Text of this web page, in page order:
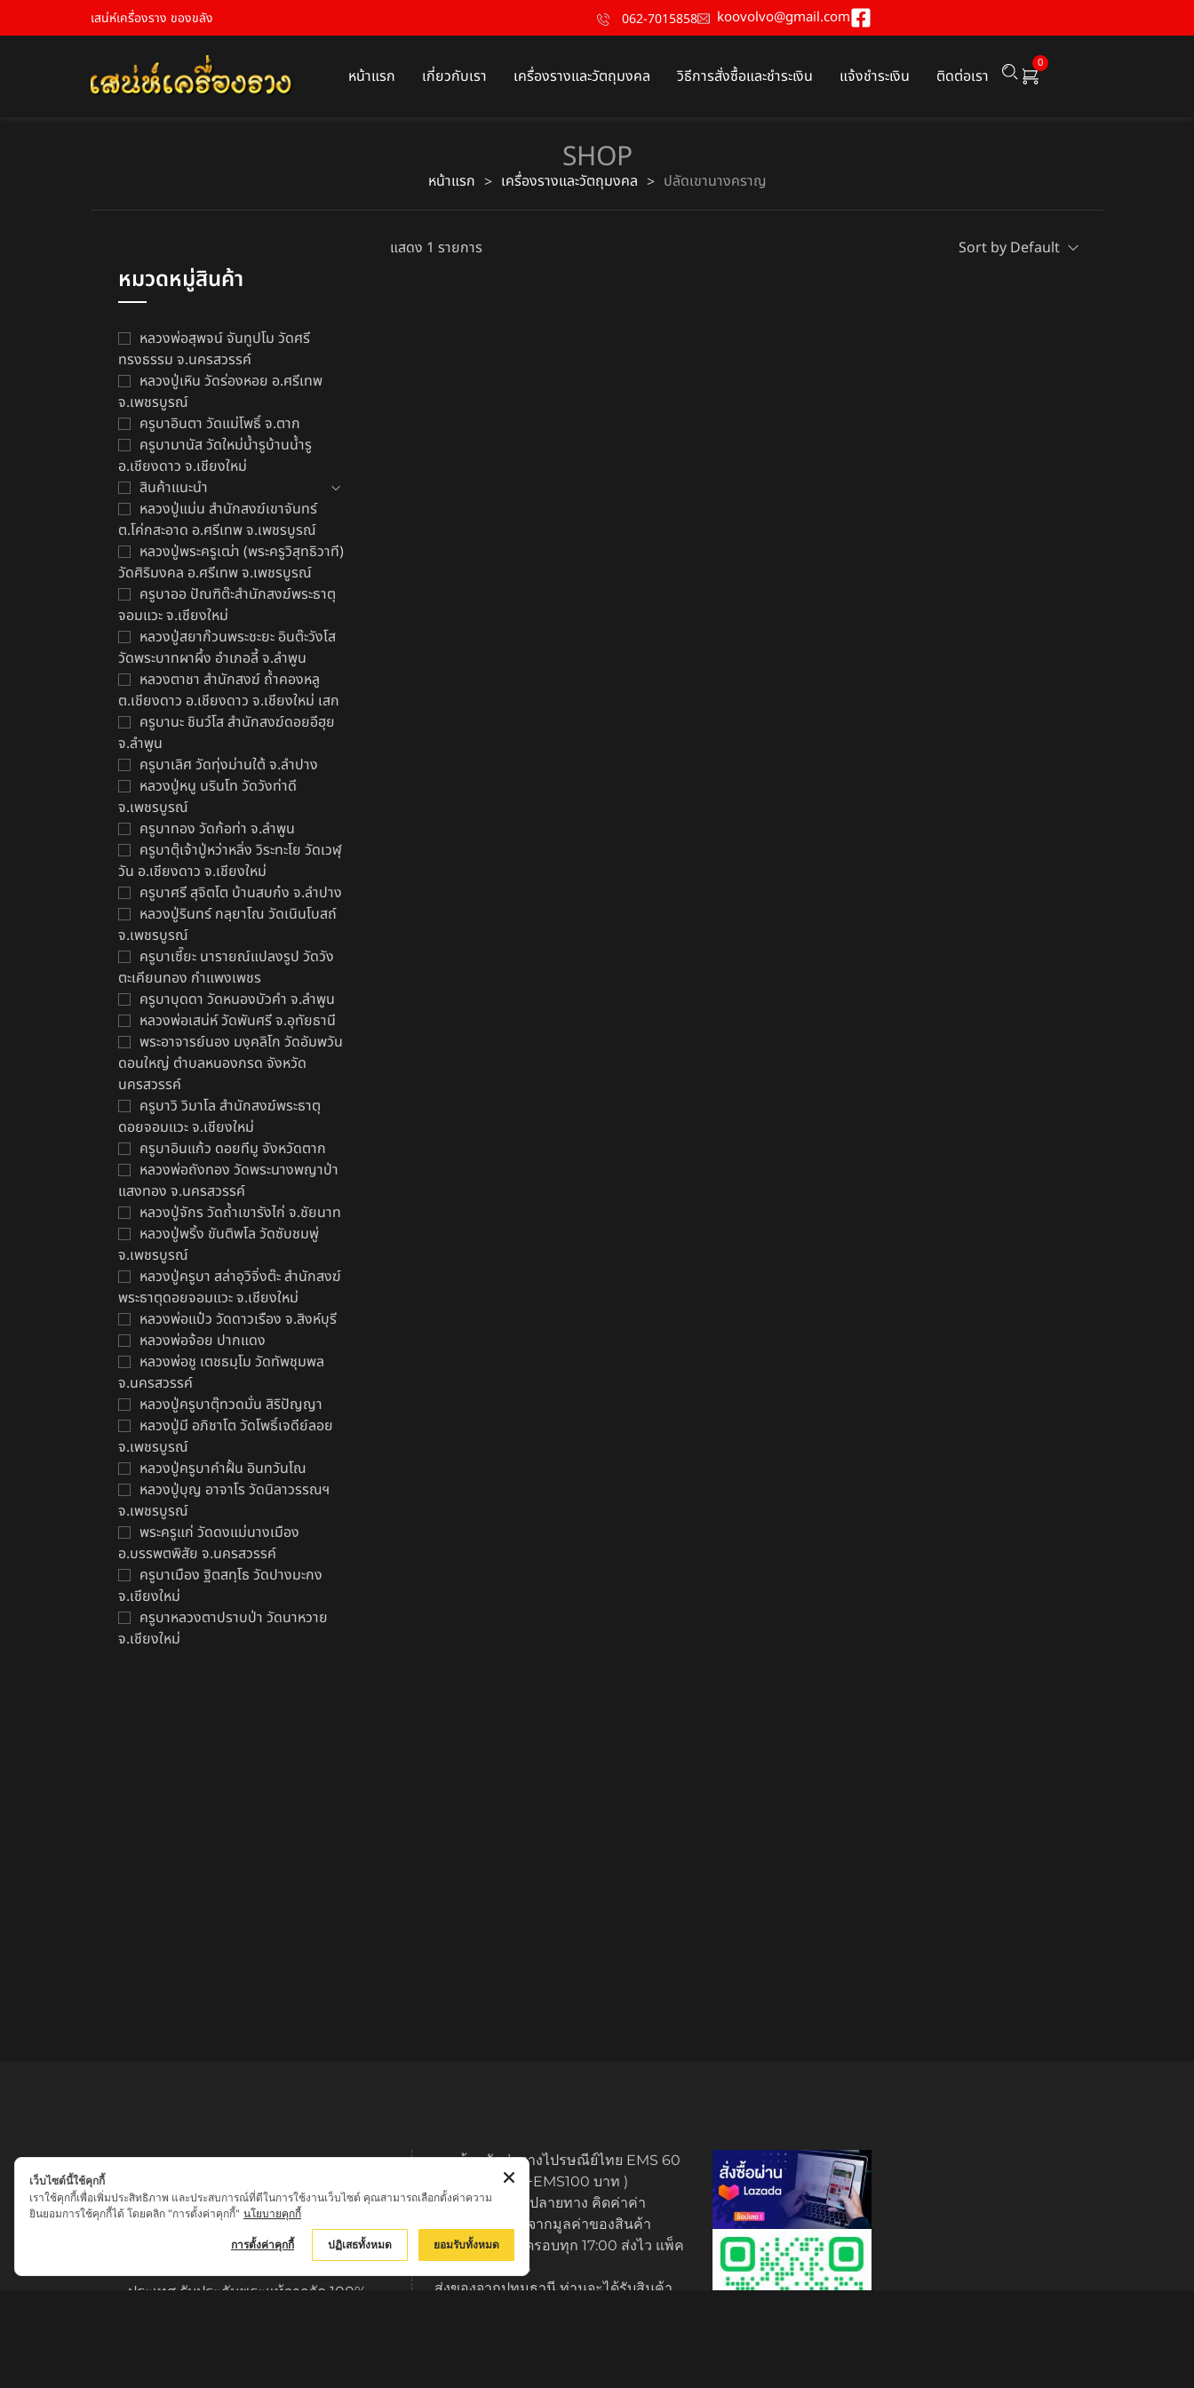
เสน่ห์เครื่องราง ของขลัง 062-7015858 koovolvo@gmail.com
หน้าแรก เกี่ยวกับเรา เครื่องรางและวัตถุมงคล วิธีการสั่งซื้อและชำระเงิน แจ้งชำระเงิน ติดต่อเรา
0
SHOP
หน้าแรก > เครื่องรางและวัตถุมงคล > ปลัดเขานางคราญ
หมวดหมู่สินค้า
หลวงพ่อสุพจน์ จันทูปโม วัดศรี
ทรงธรรม จ.นครสวรรค์
หลวงปู่เหิน วัดร่องหอย อ.ศรีเทพ
จ.เพชรบูรณ์
ครูบาอินตา วัดแม่โพธิ์ จ.ตาก
ครูบามานัส วัดใหม่น้ำรูบ้านน้ำรู
อ.เชียงดาว จ.เชียงใหม่
สินค้าแนะนำ
หลวงปู่แม่น สำนักสงฆ์เขาจันทร์
ต.โค่กสะอาด อ.ศรีเทพ จ.เพชรบูรณ์
หลวงปู่พระครูเฒ่า (พระครูวิสุทธิวาที)
วัดศิริมงคล อ.ศรีเทพ จ.เพชรบูรณ์
ครูบาออ ปัณฑิต๊ะสำนักสงฆ์พระธาตุ
จอมแวะ จ.เชียงใหม่
หลวงปู่สยาก๊วนพระชะยะ อินต๊ะวังโส
วัดพระบาทผาผึ้ง อำเภอลี้ จ.ลำพูน
หลวงตาชา สำนักสงฆ์ ถ้ำคองหลู
ต.เชียงดาว อ.เชียงดาว จ.เชียงใหม่ เสก
ครูบานะ ชินวํโส สำนักสงฆ์ดอยอีฮุย
จ.ลำพูน
ครูบาเลิศ วัดทุ่งม่านใต้ จ.ลำปาง
หลวงปู่หนู นรินโท วัดวังท่าดี
จ.เพชรบูรณ์
ครูบาทอง วัดก้อท่า จ.ลำพูน
ครูบาตุ๊เจ้าปู่หว่าหลิ่ง วิระทะโย วัดเวฬุ
วัน อ.เชียงดาว จ.เชียงใหม่
ครูบาศรี สุจิตโต บ้านสบก๋ง จ.ลำปาง
หลวงปู่รินทร์ กลฺยาโณ วัดเนินโบสถ์
จ.เพชรบูรณ์
ครูบาเซี๊ยะ นารายณ์แปลงรูป วัดวัง
ตะเคียนทอง กำแพงเพชร
ครูบาบุดดา วัดหนองบัวคํา จ.ลําพูน
หลวงพ่อเสน่ห์ วัดพันศรี จ.อุทัยธานี
พระอาจารย์นอง มงฺคลิโก วัดอัมพวัน
ดอนใหญ่ ตำบลหนองกรด จังหวัด
นครสวรรค์
ครูบาวิ วิมาโล สำนักสงฆ์พระธาตุ
ดอยจอมแวะ จ.เชียงใหม่
ครูบาอินแก้ว ดอยทีมู จังหวัดตาก
หลวงพ่อถังทอง วัดพระนางพญาป่า
แสงทอง จ.นครสวรรค์
หลวงปู่จักร วัดถ้ำเขารังไก่ จ.ชัยนาท
หลวงปู่พริ้ง ขันติพโล วัดซับชมพู่
จ.เพชรบูรณ์
หลวงปู่ครูบา สล่าอุวิจิ่งต๊ะ สำนักสงฆ์
พระธาตุดอยจอมแวะ จ.เชียงใหม่
หลวงพ่อแป๋ว วัดดาวเรือง จ.สิงห์บุรี
หลวงพ่อจ้อย ปากแดง
หลวงพ่อชู เตชธมฺโม วัดทัพชุมพล
จ.นครสวรรค์
หลวงปู่ครูบาตุ๊ทวดมั่น สิริปัญญา
หลวงปู่มี อภิชาโต วัดโพธิ์เจดีย์ลอย
จ.เพชรบูรณ์
หลวงปู่ครูบาคำฝั้น อินทวันโณ
หลวงปู่บุญ อาจาโร วัดนิลาวรรณฯ
จ.เพชรบูรณ์
พระครูแก่ วัดดงแม่นางเมือง
อ.บรรพตพิสัย จ.นครสวรรค์
ครูบาเมือง ฐิตสทฺโธ วัดปางมะกง
จ.เชียงใหม่
ครูบาหลวงตาปราบป่า วัดนาหวาย
จ.เชียงใหม่
แสดง 1 รายการ Sort by Default
เสน่ห์เครื่องราง ของขลัง
ศูนย์รวมพระเครื่อง วัตถุมงคล พระใหม่
ประเทศ รับประกันพระแท้จากวัด 100%
ทางร้านจัดส่งทางไปรษณีย์ไทย EMS 60
บาท (พระบูชา +EMS100 บาท )
มีบริการเก็บเงินปลายทาง คิดค่าค่า
ธรรมเนียม 3% จากมูลค่าของสินค้า
ส่งของทุกวัน ตัดรอบทุก 17:00 ส่งไว แพ็ค
ของมีมาตรฐาน
ส่งของจากปทุมธานี ท่านจะได้รับสินค้า
เว็บไซต์นี้ใช้คุกกี้
เราใช้คุกกี้เพื่อเพิ่มประสิทธิภาพ และประสบการณ์ที่ดีในการใช้งานเว็บไซต์ คุณสามารถเลือกตั้งค่าความ
ยินยอมการใช้คุกกี้ได้ โดยคลิก "การตั้งค่าคุกกี้" นโยบายคุกกี้
ปฏิเสธทั้งหมด ยอมรับทั้งหมด
การตั้งค่าคุกกี้